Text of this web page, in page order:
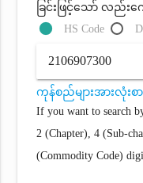
ခြင်းဖြင့်သော် လည်းက
HS Code
ကုန်စည်များအားလုံးစာ
If you want to search
2 (Chapter), 4 (Sub-
(Commodity Code)